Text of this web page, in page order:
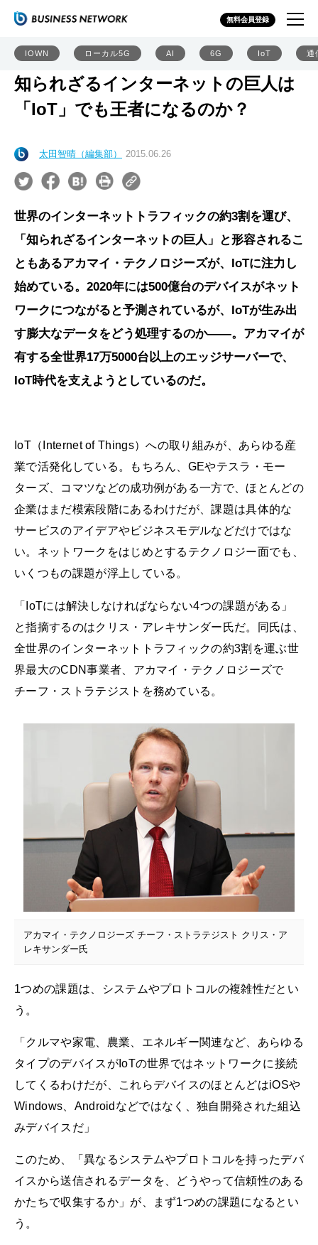
無料会員登録
IOWN ローカル5G AI 6G IoT 通
知られざるインターネットの巨人は
「IoT」でも王者になるのか？
太田智晴（編集部） 2015.06.26
世界のインターネットトラフィックの約3割を運び、
「知られざるインターネットの巨人」と形容されるこ
ともあるアカマイ・テクノロジーズが、IoTに注力し
始めている。2020年には500億台のデバイスがネット
ワークにつながると予測されているが、IoTが生み出
す膨大なデータをどう処理するのか――。アカマイが
有する全世界17万5000台以上のエッジサーバーで、
IoT時代を支えようとしているのだ。
IoT（Internet of Things）への取り組みが、あらゆる産
業で活発化している。もちろん、GEやテスラ・モー
ターズ、コマツなどの成功例がある一方で、ほとんどの
企業はまだ模索段階にあるわけだが、課題は具体的な
サービスのアイデアやビジネスモデルなどだけではな
い。ネットワークをはじめとするテクノロジー面でも、
いくつもの課題が浮上している。
「IoTには解決しなければならない4つの課題がある」
と指摘するのはクリス・アレキサンダー氏だ。同氏は、
全世界のインターネットトラフィックの約3割を運ぶ世
界最大のCDN事業者、アカマイ・テクノロジーズで
チーフ・ストラテジストを務めている。
アカマイ・テクノロジーズ チーフ・ストラテジスト クリス・ア
レキサンダー氏
1つめの課題は、システムやプロトコルの複雑性だとい
う。
「クルマや家電、農業、エネルギー関連など、あらゆる
タイプのデバイスがIoTの世界ではネットワークに接続
してくるわけだが、これらデバイスのほとんどはiOSや
Windows、Androidなどではなく、独自開発された組込
みデバイスだ」
このため、「異なるシステムやプロトコルを持ったデバ
イスから送信されるデータを、どうやって信頼性のある
かたちで収集するか」が、まず1つめの課題になるとい
う。